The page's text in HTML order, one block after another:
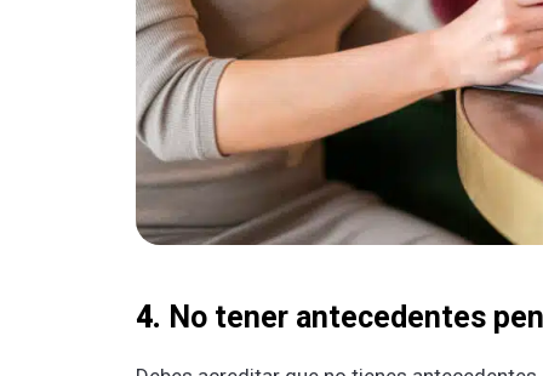
4. No tener antecedentes